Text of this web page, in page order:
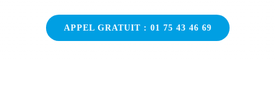
CONDUCTEURS RÉSILIÉS
APPEL GRATUIT : 01 75 43 46 69